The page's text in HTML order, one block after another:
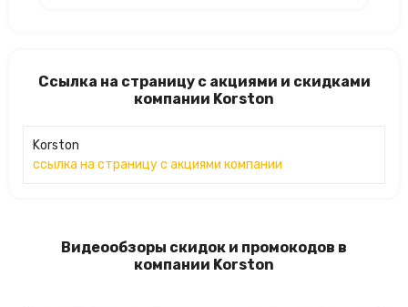
Ссылка на страницу с акциями и скидками
компании Korston
Korston
ссылка на страницу с акциями компании
Видеообзоры скидок и промокодов в
компании Korston